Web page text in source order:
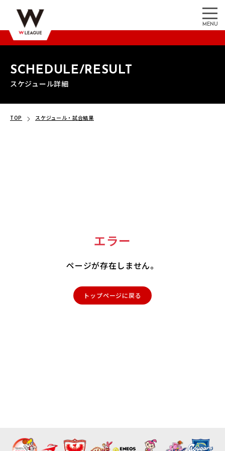
MENU
SCHEDULE/RESULT
スケジュール詳細
TOP スケジュール・試合結果
エラー
ページが存在しません。
トップページに戻る